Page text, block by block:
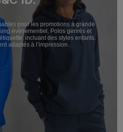
pour les promotions à grande
événementiel. Polos genrés et
incluant des styles enfants.
adaptés à l’impression.